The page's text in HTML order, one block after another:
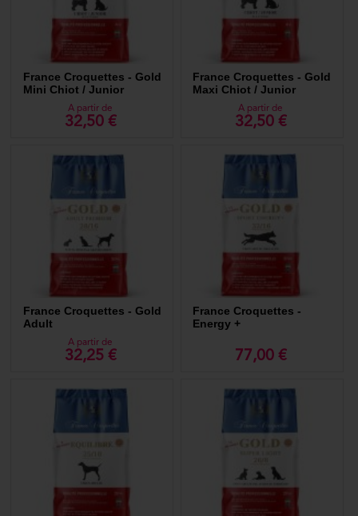
France Croquettes - Gold
Mini Chiot / Junior
A partir de
32,50 €
France Croquettes - Gold
Maxi Chiot / Junior
A partir de
32,50 €
France Croquettes - Gold
Adult
A partir de
32,25 €
France Croquettes -
Energy +
77,00 €